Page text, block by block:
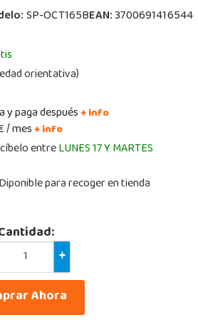
SP-OCT165BEAN:3700691416544
orientativa)
paga después+ info
/ mes+ info
entreLUNES 17 Y MARTES
Diponible para recoger en tienda
+
Ahora